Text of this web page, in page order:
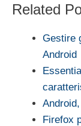
Related
Gestire
Android
Firefox